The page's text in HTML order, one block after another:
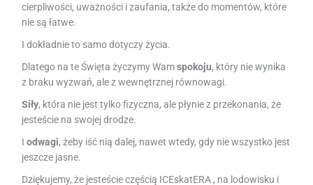
cierpliwości, uważności i zaufania, także do momentów, które
nie są łatwe.
I dokładnie to samo dotyczy życia.
Dlatego na te Święta życzymy Wamspokoju, który nie wynika
z braku wyzwań, ale z wewnętrznej równowagi.
Siły, która nie jest tylko fizyczna, ale płynie z przekonania, że
jesteście na swojej drodze.
Iodwagi, żeby iść nią dalej, nawet wtedy, gdy nie wszystko jest
jeszcze jasne.
Dziękujemy, że jesteście częścią ICEskatERA , na lodowisku i